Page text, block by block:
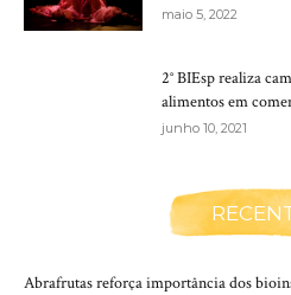
maio 5, 2022
2° BIEsp realiza
alimentos em
junho 10, 2021
Abrafrutas reforça importância dos